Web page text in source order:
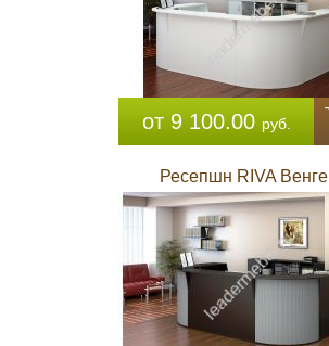
от 9 100.00 руб.
Ресепшн RIVA Венге